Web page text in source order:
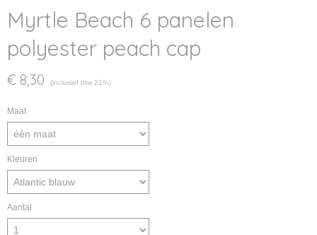
Myrtle Beach 6 panelen
polyester peach cap
€ 8,30 (inclusief btw 21%)
Maat
Kleuren
Aantal